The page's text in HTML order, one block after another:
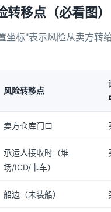
转移点（必看图）
坐标"表示风险从卖方转
风险转移点
卖方仓库门口
承运人接收时（堆
场/ICD/卡车）
船边（未装船）